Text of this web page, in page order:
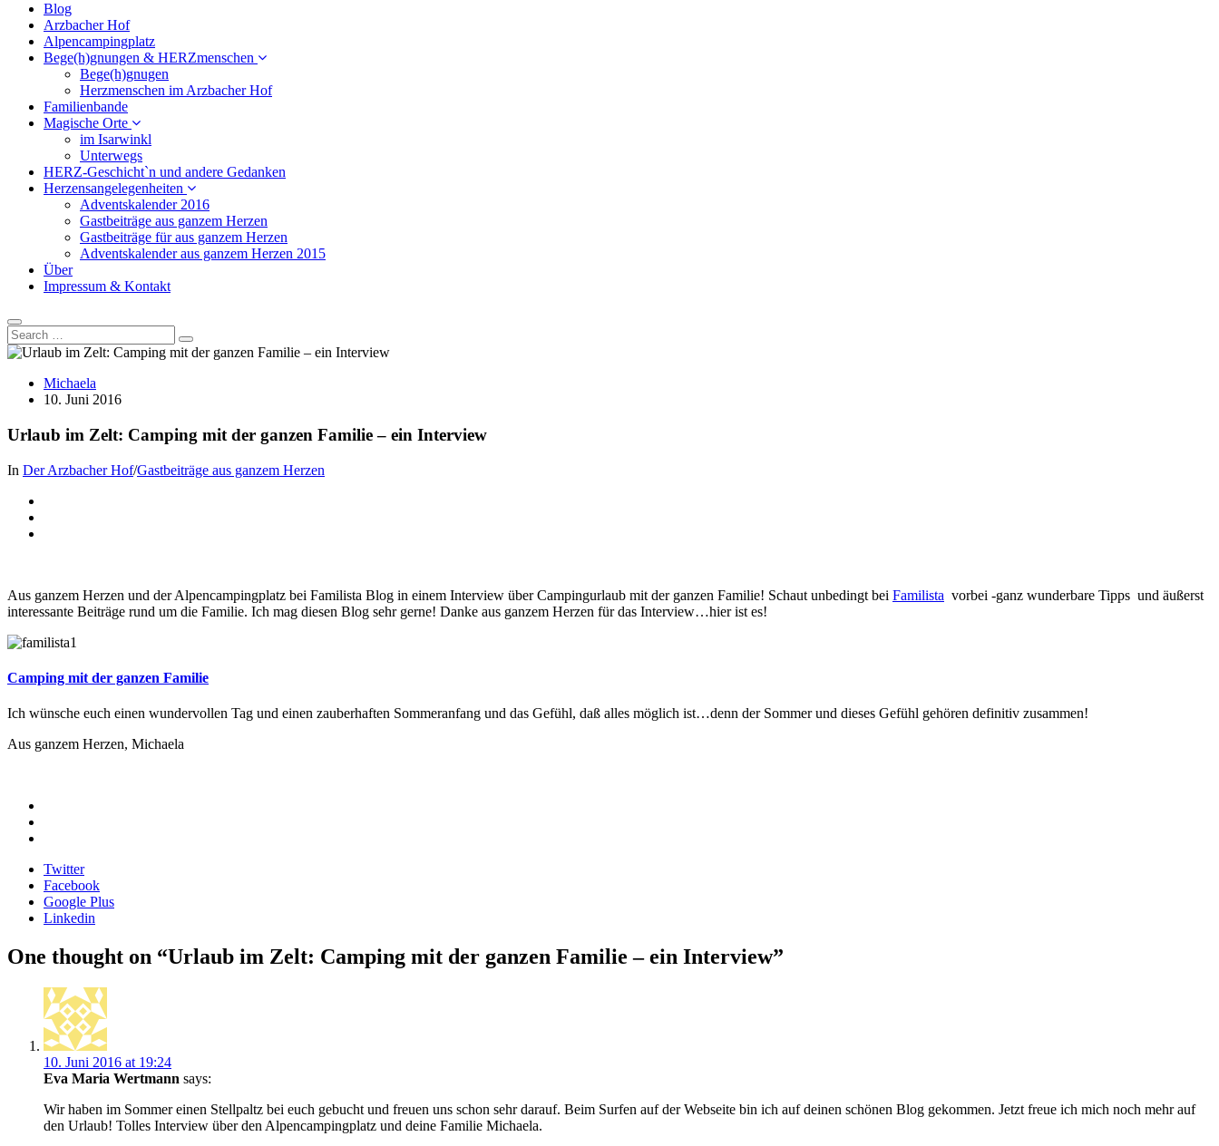
Blog
Arzbacher Hof
Alpencampingplatz
Bege(h)gnungen & HERZmenschen
Bege(h)gnugen
Herzmenschen im Arzbacher Hof
Familienbande
Magische Orte
im Isarwinkl
Unterwegs
HERZ-Geschicht`n und andere Gedanken
Herzensangelegenheiten
Adventskalender 2016
Gastbeiträge aus ganzem Herzen
Gastbeiträge für aus ganzem Herzen
Adventskalender aus ganzem Herzen 2015
Über
Impressum & Kontakt
Michaela
10. Juni 2016
Urlaub im Zelt: Camping mit der ganzen Familie – ein Interview
In Der Arzbacher Hof/Gastbeiträge aus ganzem Herzen
Aus ganzem Herzen und der Alpencampingplatz bei Familista Blog in einem Interview über Campingurlaub mit der ganzen Familie! Schaut unbedingt bei Familista vorbei -ganz wunderbare Tipps und äußerst
interessante Beiträge rund um die Familie. Ich mag diesen Blog sehr gerne! Danke aus ganzem Herzen für das Interview…hier ist es!
Camping mit der ganzen Familie
Ich wünsche euch einen wundervollen Tag und einen zauberhaften Sommeranfang und das Gefühl, daß alles möglich ist…denn der Sommer und dieses Gefühl gehören definitiv zusammen!
Aus ganzem Herzen, Michaela
Twitter
Facebook
Google Plus
Linkedin
Beitragsnavigation
One thought on “Urlaub im Zelt: Camping mit der ganzen Familie – ein Interview”
10. Juni 2016 at 19:24
Eva Maria Wertmann says:
Wir haben im Sommer einen Stellpaltz bei euch gebucht und freuen uns schon sehr darauf. Beim Surfen auf der Webseite bin ich auf deinen schönen Blog gekommen. Jetzt freue ich mich noch mehr auf
den Urlaub! Tolles Interview über den Alpencampingplatz und deine Familie Michaela.